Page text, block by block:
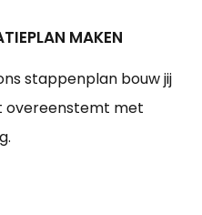
MAKEN
stappenplan bouw jij
overeenstemt met